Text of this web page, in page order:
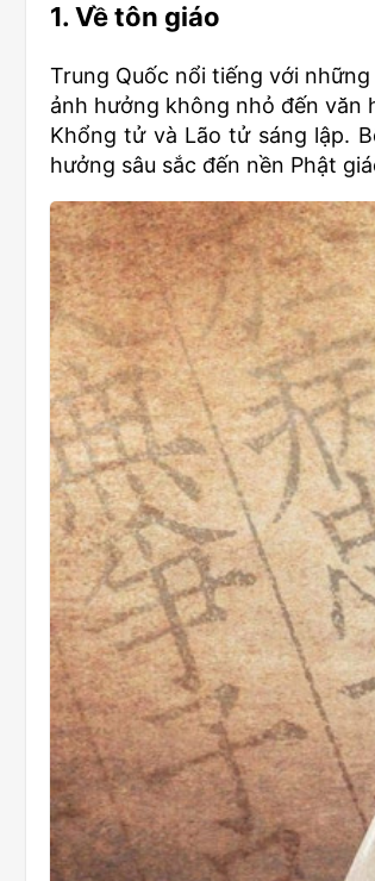
1. Về tôn giáo
Trung Quốc nổi tiếng với
ảnh hưởng không nhỏ đến văn
Khổng tử và Lão tử sáng lập.
hưởng sâu sắc đến nền Phật